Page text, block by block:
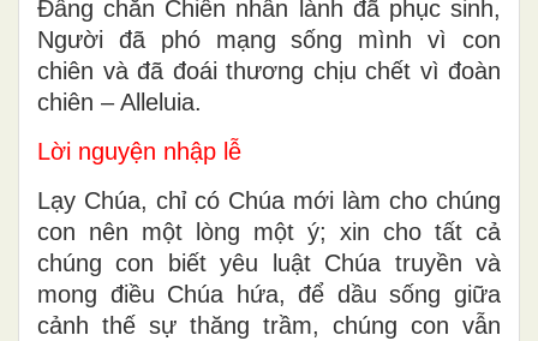
Đấng chăn Chiên nhân lành đã phục sinh,
Người đã phó mạng sống mình vì con
chiên và đã đoái thương chịu chết vì đoàn
chiên – Alleluia.
Lời nguyện nhập lễ
Lạy Chúa, chỉ có Chúa mới làm cho chúng
con nên một lòng một ý; xin cho tất cả
chúng con biết yêu luật Chúa truyền và
mong điều Chúa hứa, để dầu sống giữa
cảnh thế sự thăng trầm, chúng con vẫn